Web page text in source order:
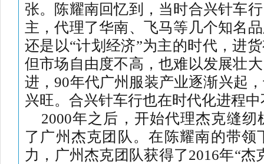
张。陈耀南回忆到，当时合兴针车
主，代理了华南、飞马等几个知名
还是以“计划经济”为主的时代，进
但市场自由度不高，也难以发展壮
进，90年代广州服装产业逐渐兴起
兴旺。合兴针车行也在时代化进程
2000年之后，开始代理杰克缝纫
了广州杰克团队。在陈耀南的带领
力，广州杰克团队获得了2016年“杰